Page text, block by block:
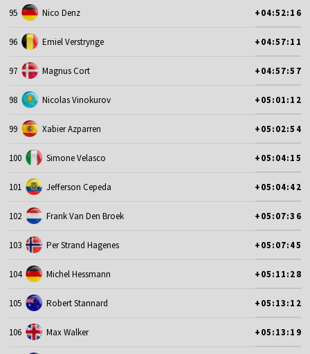
95 Nico Denz +04:52:16
96 Emiel Verstrynge +04:57:11
97 Magnus Cort +04:57:57
98 Nicolas Vinokurov +05:01:12
99 Xabier Azparren +05:02:54
100 Simone Velasco +05:04:15
101 Jefferson Cepeda +05:04:42
102 Frank Van Den Broek +05:07:36
103 Per Strand Hagenes +05:07:45
104 Michel Hessmann +05:11:28
105 Robert Stannard +05:13:12
106 Max Walker +05:13:19